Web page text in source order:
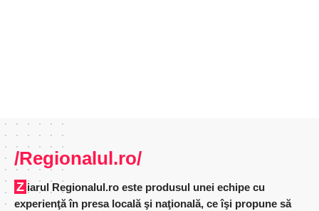
/Regionalul.ro/
Ziarul Regionalul.ro este produsul unei echipe cu
experienţă în presa locală şi naţională, ce îşi propune să